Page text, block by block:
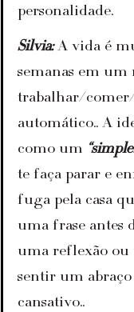
personalidade.
Silvia: A vida é
semanas em
trabalhar/
automático.. A
como um
te faça parar e
fuga pela casa
uma frase antes
uma reflexão
sentir um
cansativo..